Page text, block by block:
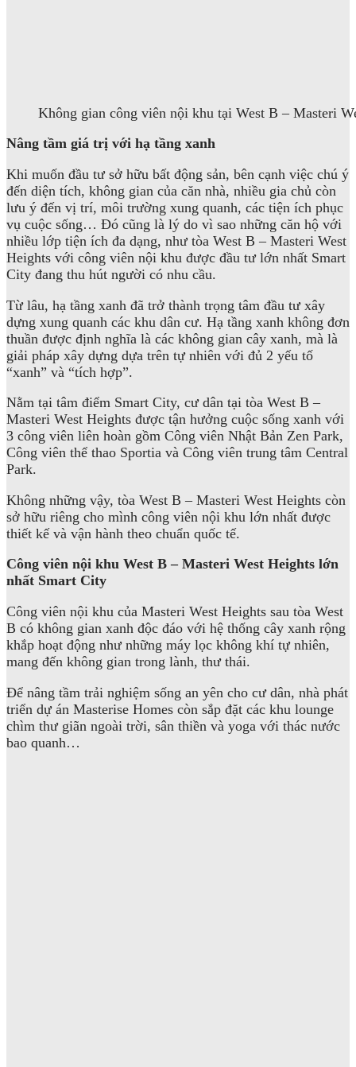
Không gian công viên nội khu tại West B – Masteri
Nâng tầm giá trị với hạ tầng xanh
Khi muốn đầu tư sở hữu bất động sản, bên cạnh việc chú ý
đến diện tích, không gian của căn nhà, nhiều gia chủ còn
lưu ý đến vị trí, môi trường xung quanh, các tiện ích phục
vụ cuộc sống… Đó cũng là lý do vì sao những căn hộ với
nhiều lớp tiện ích đa dạng, như tòa West B – Masteri West
Heights với công viên nội khu được đầu tư lớn nhất Smart
City đang thu hút người có nhu cầu.
Từ lâu, hạ tầng xanh đã trở thành trọng tâm đầu tư xây
dựng xung quanh các khu dân cư. Hạ tầng xanh không đơn
thuần được định nghĩa là các không gian cây xanh, mà là
giải pháp xây dựng dựa trên tự nhiên với đủ 2 yếu tố
“xanh” và “tích hợp”.
Nằm tại tâm điểm Smart City, cư dân tại tòa West B –
Masteri West Heights được tận hưởng cuộc sống xanh với
3 công viên liên hoàn gồm Công viên Nhật Bản Zen Park,
Công viên thể thao Sportia và Công viên trung tâm Central
Park.
Không những vậy, tòa West B – Masteri West Heights còn
sở hữu riêng cho mình công viên nội khu lớn nhất được
thiết kế và vận hành theo chuẩn quốc tế.
Công viên nội khu West B – Masteri West Heights lớn
nhất Smart City
Công viên nội khu của Masteri West Heights sau tòa West
B có không gian xanh độc đáo với hệ thống cây xanh rộng
khắp hoạt động như những máy lọc không khí tự nhiên,
mang đến không gian trong lành, thư thái.
Để nâng tầm trải nghiệm sống an yên cho cư dân, nhà phát
triển dự án Masterise Homes còn sắp đặt các khu lounge
chìm thư giãn ngoài trời, sân thiền và yoga với thác nước
bao quanh…